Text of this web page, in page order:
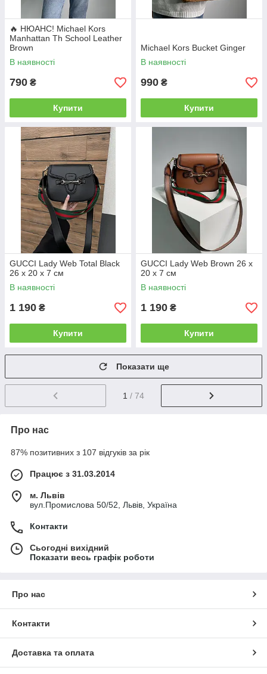
🔥 НЮАНС! Michael Kors
Manhattan Th School Leather
Brown
В наявності
790 ₴
Купити
Michael Kors Bucket Ginger
В наявності
990 ₴
Купити
GUCCI Lady Web Total Black
26 х 20 х 7 см
В наявності
1 190 ₴
Купити
GUCCI Lady Web Brown 26 х
20 х 7 см
В наявності
1 190 ₴
Купити
Показати ще
1 / 74
Про нас
87% позитивних з 107 відгуків за рік
Працює з 31.03.2014
м. Львів
вул.Промислова 50/52, Львів, Україна
Контакти
Сьогодні вихідний
Показати весь графік роботи
Про нас
Контакти
Доставка та оплата